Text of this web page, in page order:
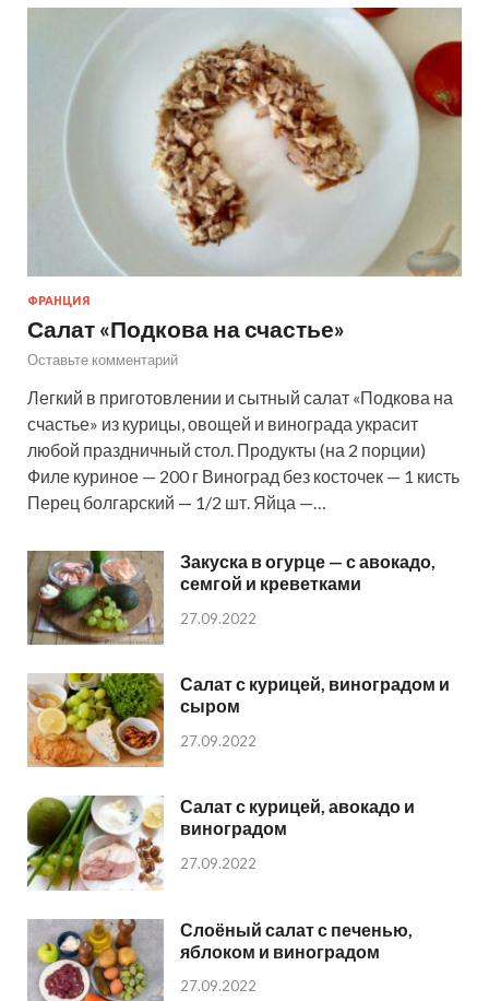
ФРАНЦИЯ
Салат «Подкова на счастье»
Оставьте комментарий
Легкий в приготовлении и сытный салат «Подкова на
счастье» из курицы, овощей и винограда украсит
любой праздничный стол. Продукты (на 2 порции)
Филе куриное — 200 г Виноград без косточек — 1 кисть
Перец болгарский — 1/2 шт. Яйца —…
Закуска в огурце — с авокадо,
семгой и креветками
27.09.2022
Салат с курицей, виноградом и
сыром
27.09.2022
Салат с курицей, авокадо и
виноградом
27.09.2022
Слоёный салат с печенью,
яблоком и виноградом
27.09.2022